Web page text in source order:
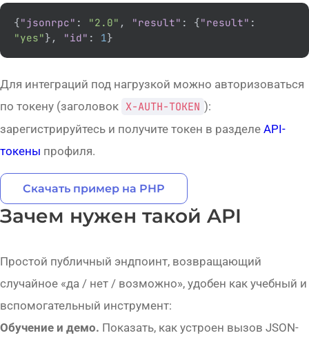
{"jsonrpc" : "2.0" , "result" : {"result" :
"yes"} , "id" : 1}
Для интеграций под нагрузкой можно авторизоваться
по токену (заголовок X-AUTH-TOKEN ):
зарегистрируйтесь и получите токен в разделе API-
токены профиля.
Скачать пример на PHP
Зачем нужен такой API
Простой публичный эндпоинт, возвращающий
случайное «да / нет / возможно», удобен как учебный и
вспомогательный инструмент:
Обучение и демо. Показать, как устроен вызов JSON-